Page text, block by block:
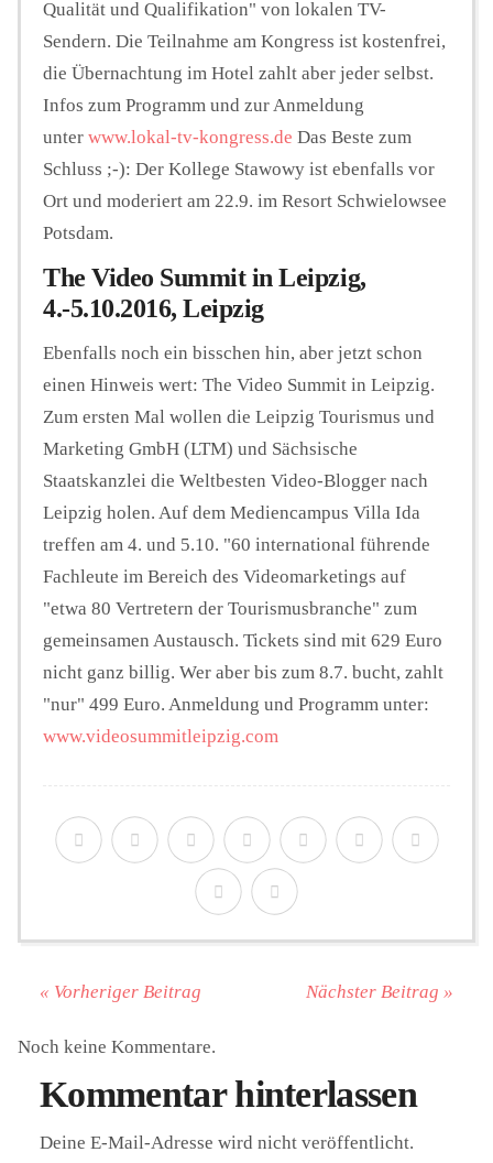
Qualität und Qualifikation" von lokalen TV-
Sendern. Die Teilnahme am Kongress ist kostenfrei,
die Übernachtung im Hotel zahlt aber jeder selbst.
Infos zum Programm und zur Anmeldung
unter www.lokal-tv-kongress.de Das Beste zum
Schluss ;-): Der Kollege Stawowy ist ebenfalls vor
Ort und moderiert am 22.9. im Resort Schwielowsee
Potsdam.
The Video Summit in Leipzig,
4.-5.10.2016, Leipzig
Ebenfalls noch ein bisschen hin, aber jetzt schon
einen Hinweis wert: The Video Summit in Leipzig.
Zum ersten Mal wollen die Leipzig Tourismus und
Marketing GmbH (LTM) und Sächsische
Staatskanzlei die Weltbesten Video-Blogger nach
Leipzig holen. Auf dem Mediencampus Villa Ida
treffen am 4. und 5.10. "60 international führende
Fachleute im Bereich des Videomarketings auf
"etwa 80 Vertretern der Tourismusbranche" zum
gemeinsamen Austausch. Tickets sind mit 629 Euro
nicht ganz billig. Wer aber bis zum 8.7. bucht, zahlt
"nur" 499 Euro. Anmeldung und Programm unter:
www.videosummitleipzig.com
« Vorheriger Beitrag Nächster Beitrag »
Noch keine Kommentare.
Kommentar hinterlassen
Deine E-Mail-Adresse wird nicht veröffentlicht.